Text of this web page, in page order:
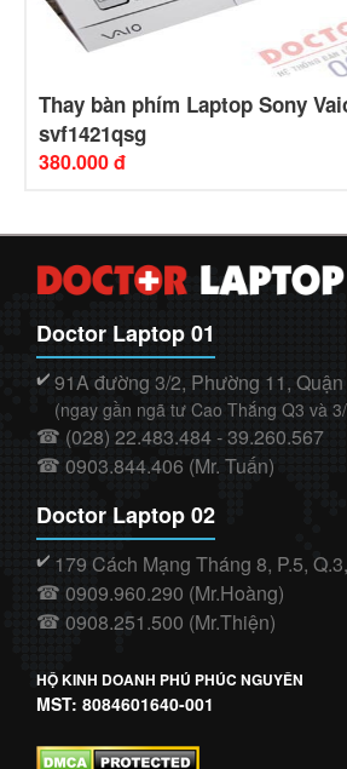
Thay bàn phím Laptop Sony
svf1421qsg
380.000 đ
Doctor Laptop 01
✔️ 91A đường 3/2, Phường 11,
(ngay gần ngã tư Cao Thắng Q3 và
☎ (028) 22.483.484 - 39.260.567
☎ 0903.844.406 (Mr. Tuấn)
Doctor Laptop 02
✔️ 179 Cách Mạng Tháng 8, P.5,
☎ 0909.960.290 (Mr.Hoàng)
☎ 0908.251.500 (Mr.Thiện)
HỘ KINH DOANH PHÚ PHÚC NGUYÊN
MST: 8084601640-001